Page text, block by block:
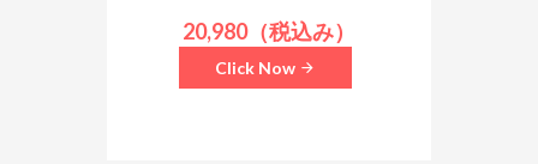
20,980（税込み）
Click Now